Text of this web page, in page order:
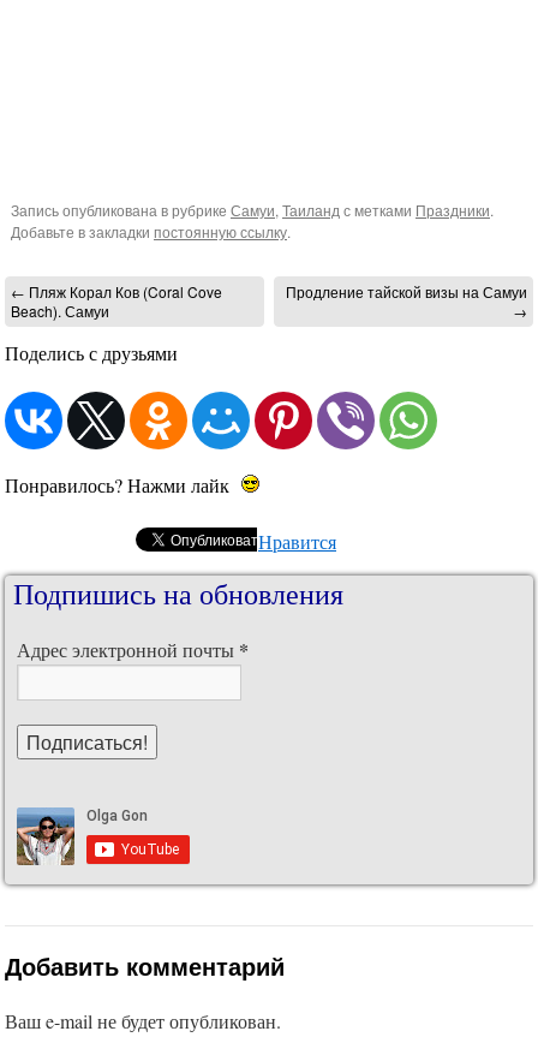
Запись опубликована в рубрике Самуи, Таиланд с метками Праздники.
Добавьте в закладки постоянную ссылку.
← Пляж Корал Ков (Coral Cove
Beach). Самуи
Продление тайской визы на Самуи
→
Поделись с друзьями
Понравилось? Нажми лайк
Нравится
Подпишись на обновления
Адрес электронной почты *
Добавить комментарий
Ваш e-mail не будет опубликован.